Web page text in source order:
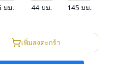
มม. 44มม. 145มม.
เพิ่มลงตะกร้า